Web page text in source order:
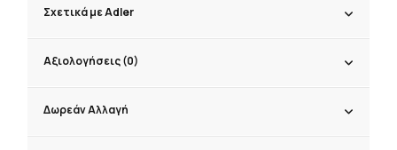
Σχετικά με Adler
Αξιολογήσεις (0)
Δωρεάν Αλλαγή